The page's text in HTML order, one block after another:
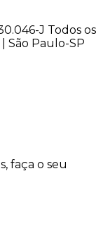
J Todos os
São Paulo-SP
faça o seu